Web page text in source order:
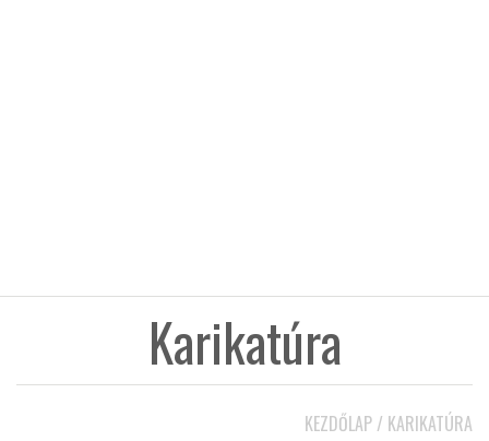
Karikatúra
KEZDŐLAP / KARIKATÚRA